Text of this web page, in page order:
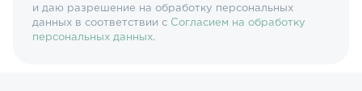
и даю разрешение на обработку персональных
данных в соответствии с Согласием на обработку
персональных данных.